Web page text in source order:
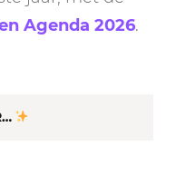
Agenda 2026.